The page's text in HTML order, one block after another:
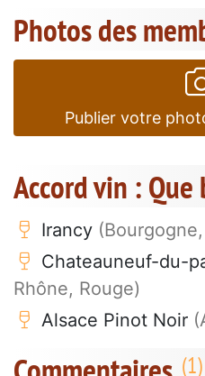
Photos des
Publier votre
Accord vin : Que
Irancy
Chateauneuf-du-
Rhône, Rouge)
Alsace Pinot Noir